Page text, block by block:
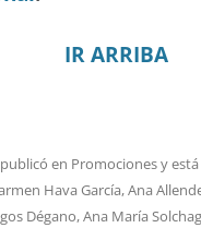
IR ARRIBA
en Promocionesy
Hava García,Ana
Dégano,Ana María